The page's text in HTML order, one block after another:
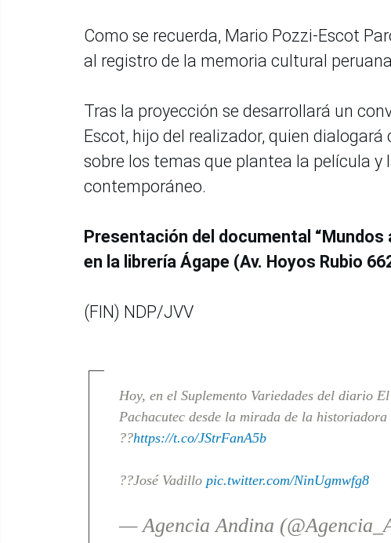
Como se recuerda, Mario Pozzi-Escot
al registro de la memoria cultural
Tras la proyección se desarrollará un
Escot, hijo del realizador, quien
sobre los temas que plantea la película
contemporáneo.
Presentación del documental “Mundos
en la librería Ágape (Av. Hoyos Rubio
(FIN) NDP/JVV
Hoy, en el Suplemento Variedades del diario
Pachacutec desde la mirada de la
??https://t.co/JStrFanA5b
??José Vadillo pic.twitter.com/NinUgmwfg8
— Agencia Andina